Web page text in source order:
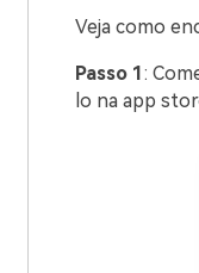
Veja como
Passo 1:
lo na app